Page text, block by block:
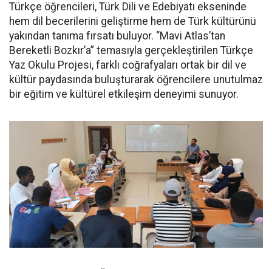
Türkçe öğrencileri, Türk Dili ve Edebiyatı ekseninde
hem dil becerilerini geliştirme hem de Türk kültürünü
yakından tanıma fırsatı buluyor. “Mavi Atlas’tan
Bereketli Bozkır’a” temasıyla gerçekleştirilen Türkçe
Yaz Okulu Projesi, farklı coğrafyaları ortak bir dil ve
kültür paydasında buluşturarak öğrencilere unutulmaz
bir eğitim ve kültürel etkileşim deneyimi sunuyor.